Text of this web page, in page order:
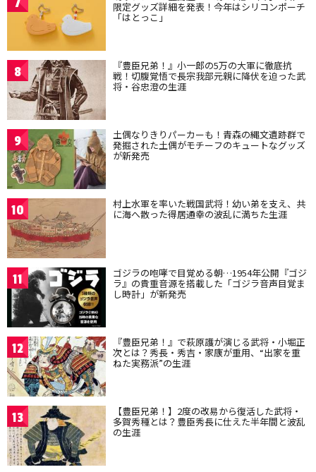
限定グッズ詳細を発表！今年はシリコンポーチ
「はとっこ」
8 『豊臣兄弟！』小一郎の5万の大軍に徹底抗
戦！切腹覚悟で長宗我部元親に降伏を迫った武
将・谷忠澄の生涯
9 土偶なりきりパーカーも！青森の縄文遺跡群で
発掘された土偶がモチーフのキュートなグッズ
が新発売
10 村上水軍を率いた戦国武将！幼い弟を支え、共
に海へ散った得居通幸の波乱に満ちた生涯
11 ゴジラの咆哮で目覚める朝…1954年公開『ゴジ
ラ』の貴重音源を搭載した「ゴジラ音声目覚ま
し時計」が新発売
12 『豊臣兄弟！』で萩原護が演じる武将・小堀正
次とは？秀長・秀吉・家康が重用、“出家を重
ねた実務派”の生涯
13 【豊臣兄弟！】2度の改易から復活した武将・
多賀秀種とは？豊臣秀長に仕えた半年間と波乱
の生涯